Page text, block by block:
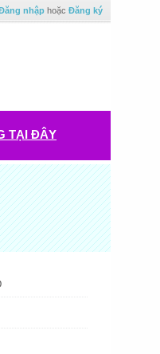
nhập hoặc Đăng ký
TẠI ĐÂY